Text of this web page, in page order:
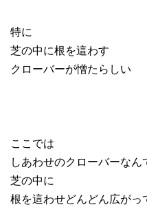
特に
芝の中に根を這わす
クローバーが憎たらしい
ここでは
しあわせのクローバーな
芝の中に
根を這わせどんどん広がっ